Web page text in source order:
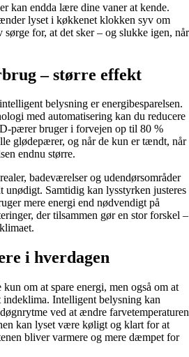
kan endda lære dine vaner at kende.
lyset i køkkenet klokken syv om
sørge for, at det sker – og slukke igen, når
– større effekt
belysning er energibesparelsen.
med automatisering kan du reducere
pærer bruger i forvejen op til 80 %
glødepærer, og når de kun er tændt, når
endnu større.
badeværelser og udendørsområder
unødigt. Samtidig kan lysstyrken justeres
mere energi end nødvendigt på
der tilsammen gør en stor forskel –
i hverdagen
om at spare energi, men også om at
indeklima. Intelligent belysning kan
ved at ændre farvetemperaturen
kan lyset være køligt og klart for at
bliver varmere og mere dæmpet for